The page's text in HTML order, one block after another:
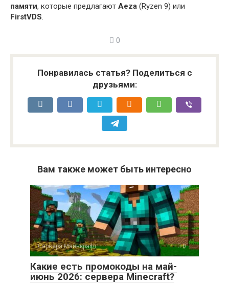
памяти, которые предлагают Aeza (Ryzen 9) или
FirstVDS
0
Понравилась статья? Поделиться с
друзьями:
Вам также может быть интересно
Сервера Майнкрафт 0
Какие есть промокоды на май-
июнь 2026: сервера Minecraft?